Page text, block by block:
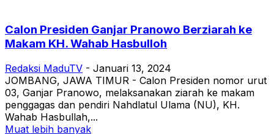
Calon Presiden Ganjar Pranowo Berziarah ke
Makam KH. Wahab Hasbulloh
Redaksi MaduTV - Januari 13, 2024
JOMBANG, JAWA TIMUR - Calon Presiden nomor urut
03, Ganjar Pranowo, melaksanakan ziarah ke makam
penggagas dan pendiri Nahdlatul Ulama (NU), KH.
Wahab Hasbullah,...
Muat lebih banyak